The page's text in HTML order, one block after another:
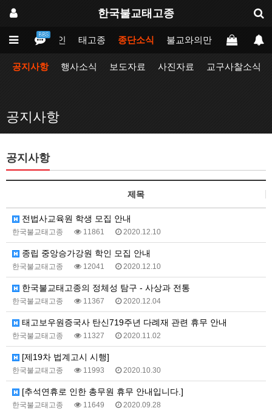
한국불교태고종
BBS
메인 태고종 종단소식 불교와의만남 업무포털
공지사항 행사소식 보도자료 사진자료 교구사찰소식
공지사항
공지사항
제목
전법사교육원 학생 모집 안내
한국불교태고종 11861 2020.12.10
종립 중앙승가강원 학인 모집 안내
한국불교태고종 12041 2020.12.10
한국불교태고종의 정체성 탐구 - 사상과 전통
한국불교태고종 11367 2020.12.04
태고보우원증국사 탄신719주년 다례재 관련 휴무 안내
한국불교태고종 11327 2020.11.02
[제19차 법계고시 시행]
한국불교태고종 11993 2020.10.30
[추석연휴로 인한 총무원 휴무 안내입니다.]
한국불교태고종 11649 2020.09.28